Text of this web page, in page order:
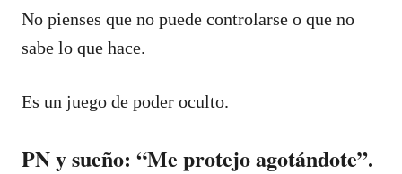
No pienses que no puede controlarse o que no
sabe lo que hace.
Es un juego de poder oculto.
PN y sueño: “Me protejo agotándote”.